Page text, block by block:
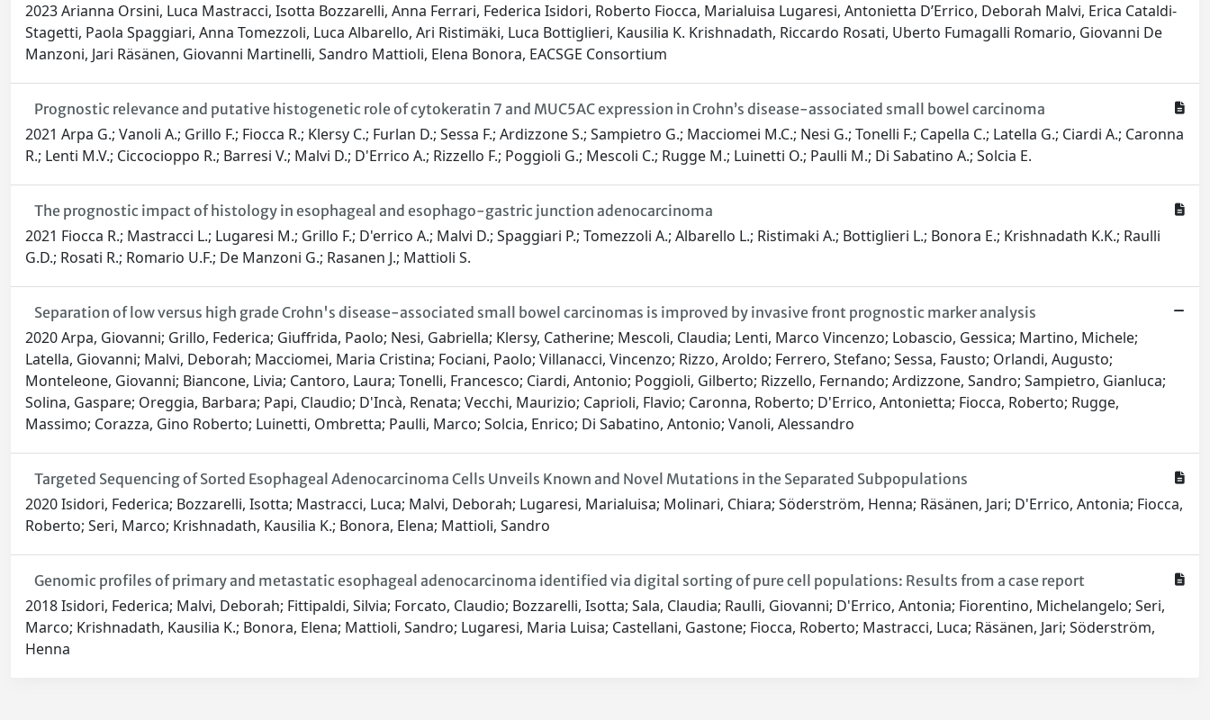
2023 Arianna Orsini, Luca Mastracci, Isotta Bozzarelli, Anna Ferrari, Federica Isidori, Roberto Fiocca, Marialuisa Lugaresi, Antonietta D’Errico, Deborah Malvi, Erica Cataldi-
Stagetti, Paola Spaggiari, Anna Tomezzoli, Luca Albarello, Ari Ristimäki, Luca Bottiglieri, Kausilia K. Krishnadath, Riccardo Rosati, Uberto Fumagalli Romario, Giovanni De
Manzoni, Jari Räsänen, Giovanni Martinelli, Sandro Mattioli, Elena Bonora, EACSGE Consortium
Prognostic relevance and putative histogenetic role of cytokeratin 7 and MUC5AC expression in Crohn’s disease-associated small bowel carcinoma
2021 Arpa G.; Vanoli A.; Grillo F.; Fiocca R.; Klersy C.; Furlan D.; Sessa F.; Ardizzone S.; Sampietro G.; Macciomei M.C.; Nesi G.; Tonelli F.; Capella C.; Latella G.; Ciardi A.; Caronna
R.; Lenti M.V.; Ciccocioppo R.; Barresi V.; Malvi D.; D'Errico A.; Rizzello F.; Poggioli G.; Mescoli C.; Rugge M.; Luinetti O.; Paulli M.; Di Sabatino A.; Solcia E.
The prognostic impact of histology in esophageal and esophago-gastric junction adenocarcinoma
2021 Fiocca R.; Mastracci L.; Lugaresi M.; Grillo F.; D'errico A.; Malvi D.; Spaggiari P.; Tomezzoli A.; Albarello L.; Ristimaki A.; Bottiglieri L.; Bonora E.; Krishnadath K.K.; Raulli
G.D.; Rosati R.; Romario U.F.; De Manzoni G.; Rasanen J.; Mattioli S.
Separation of low versus high grade Crohn's disease-associated small bowel carcinomas is improved by invasive front prognostic marker analysis
2020 Arpa, Giovanni; Grillo, Federica; Giuffrida, Paolo; Nesi, Gabriella; Klersy, Catherine; Mescoli, Claudia; Lenti, Marco Vincenzo; Lobascio, Gessica; Martino, Michele;
Latella, Giovanni; Malvi, Deborah; Macciomei, Maria Cristina; Fociani, Paolo; Villanacci, Vincenzo; Rizzo, Aroldo; Ferrero, Stefano; Sessa, Fausto; Orlandi, Augusto;
Monteleone, Giovanni; Biancone, Livia; Cantoro, Laura; Tonelli, Francesco; Ciardi, Antonio; Poggioli, Gilberto; Rizzello, Fernando; Ardizzone, Sandro; Sampietro, Gianluca;
Solina, Gaspare; Oreggia, Barbara; Papi, Claudio; D'Incà, Renata; Vecchi, Maurizio; Caprioli, Flavio; Caronna, Roberto; D'Errico, Antonietta; Fiocca, Roberto; Rugge,
Massimo; Corazza, Gino Roberto; Luinetti, Ombretta; Paulli, Marco; Solcia, Enrico; Di Sabatino, Antonio; Vanoli, Alessandro
Targeted Sequencing of Sorted Esophageal Adenocarcinoma Cells Unveils Known and Novel Mutations in the Separated Subpopulations
2020 Isidori, Federica; Bozzarelli, Isotta; Mastracci, Luca; Malvi, Deborah; Lugaresi, Marialuisa; Molinari, Chiara; Söderström, Henna; Räsänen, Jari; D'Errico, Antonia; Fiocca,
Roberto; Seri, Marco; Krishnadath, Kausilia K.; Bonora, Elena; Mattioli, Sandro
Genomic profiles of primary and metastatic esophageal adenocarcinoma identified via digital sorting of pure cell populations: Results from a case report
2018 Isidori, Federica; Malvi, Deborah; Fittipaldi, Silvia; Forcato, Claudio; Bozzarelli, Isotta; Sala, Claudia; Raulli, Giovanni; D'Errico, Antonia; Fiorentino, Michelangelo; Seri,
Marco; Krishnadath, Kausilia K.; Bonora, Elena; Mattioli, Sandro; Lugaresi, Maria Luisa; Castellani, Gastone; Fiocca, Roberto; Mastracci, Luca; Räsänen, Jari; Söderström,
Henna